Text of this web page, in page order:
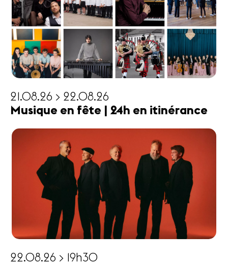
21.08.26 > 22.08.26
Musique en fête | 24h en itinérance
22.08.26 > 19h30